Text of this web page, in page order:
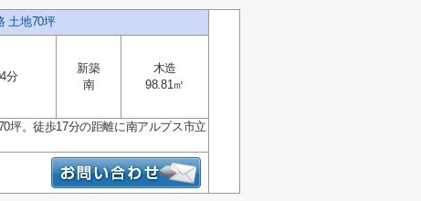
土地70坪
分
新築
南
木造
98.81㎡
坪。徒歩17分の距離に南アルプス市立